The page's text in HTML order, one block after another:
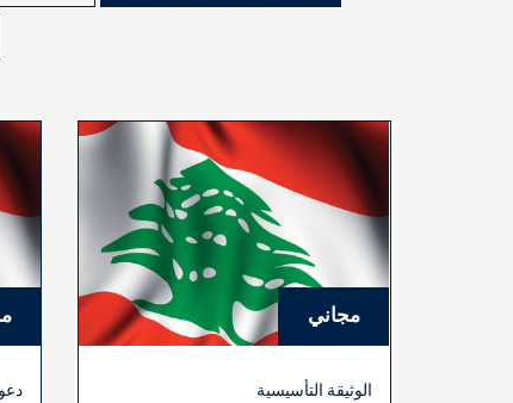
مجاني
الوثيقة التأسيسية